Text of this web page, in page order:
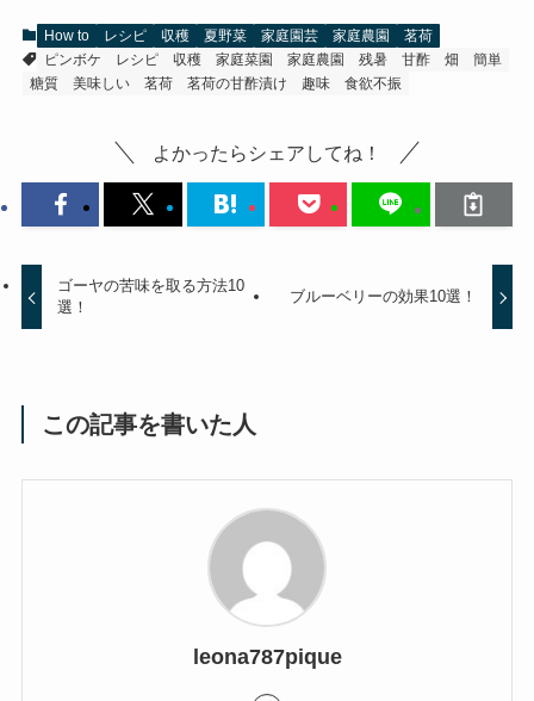
How to レシピ 収穫 夏野菜 家庭園芸 家庭農園
茗荷
ピンボケ
レシピ 収穫 家庭菜園 家庭農園 残暑 甘酢 畑
簡単
糖質
美味しい 茗荷 茗荷の甘酢漬け 趣味 食欲不振
よかったらシェアしてね！
ゴーヤの苦味を取る方法10
選！
ブルーベリーの効果10選！
この記事を書いた人
leona787pique